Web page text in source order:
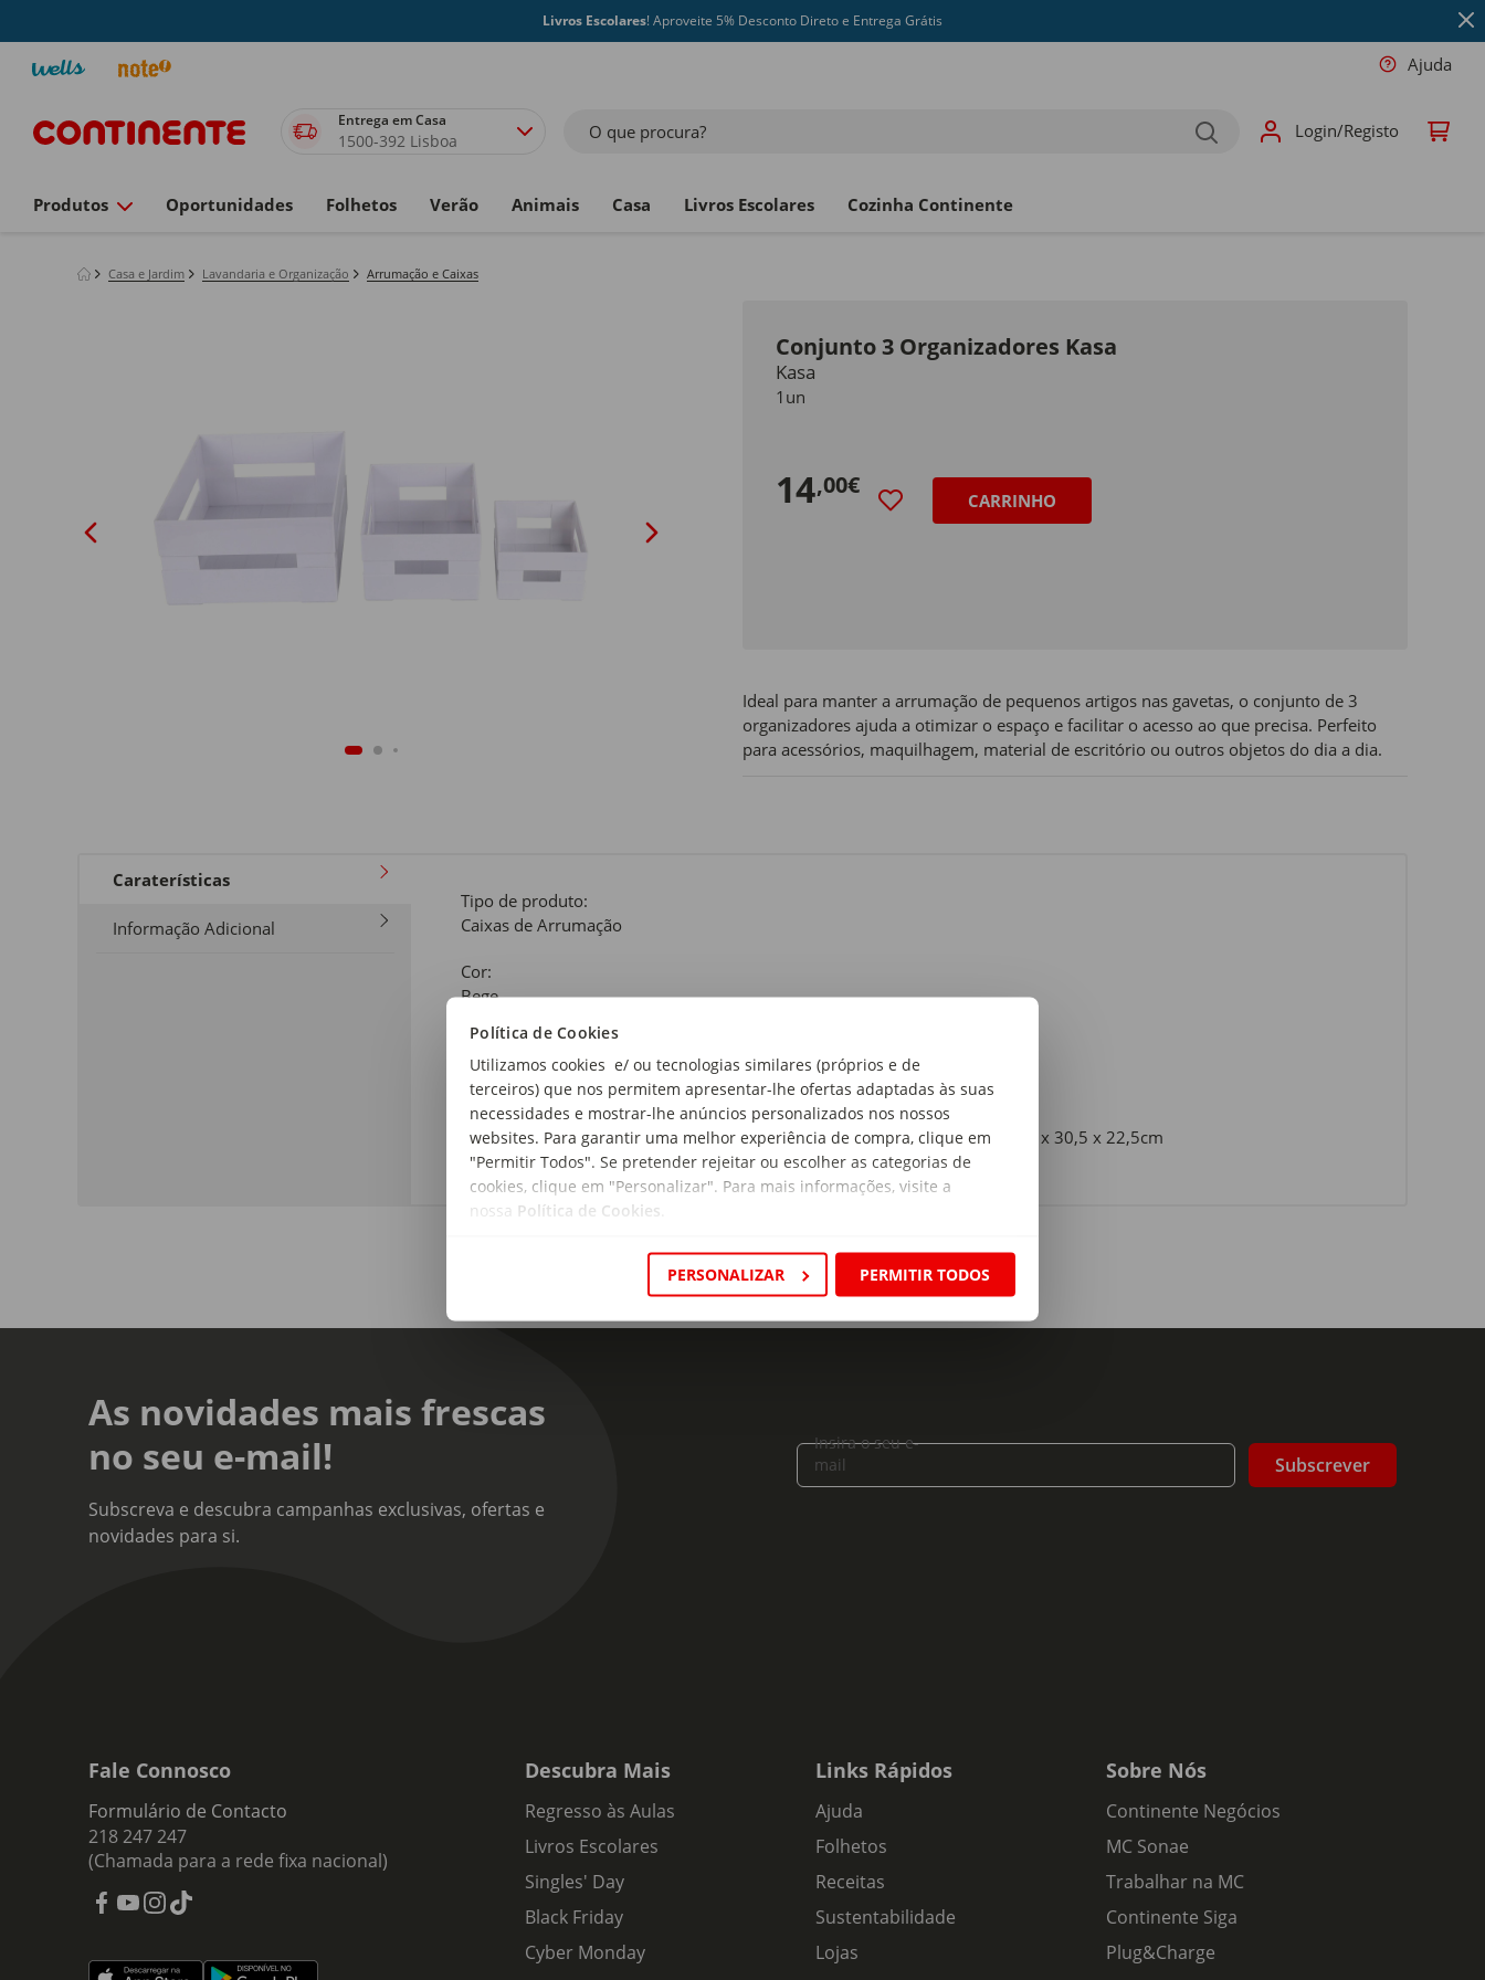
Política de Cookies
Utilizamos cookies e/ ou tecnologias similares (próprios e de
terceiros) que nos permitem apresentar-lhe ofertas adaptadas às suas
necessidades e mostrar-lhe anúncios personalizados nos nossos
websites. Para garantir uma melhor experiência de compra, clique em
"Permitir Todos". Se pretender rejeitar ou escolher as categorias de
cookies, clique em "Personalizar". Para mais informações, visite a
nossa Política de Cookies
PERSONALIZAR PERMITIR TODOS
Livros Escolares! Aproveite 5% Desconto Direto e Entrega Grátis
Ajuda
Entrega em Casa
1500-392 Lisboa O que procura? Login/Registo
Produtos Oportunidades Folhetos Verão Animais Casa Livros Escolares Cozinha Continente
Casa e Jardim Lavandaria e Organização Arrumação e Caixas
Conjunto 3 Organizadores Kasa
Kasa
1un
14,00€
CARRINHO
Ideal para manter a arrumação de pequenos artigos nas gavetas, o conjunto de 3
organizadores ajuda a otimizar o espaço e facilitar o acesso ao que precisa. Perfeito
para acessórios, maquilhagem, material de escritório ou outros objetos do dia a dia.
Caraterísticas
Informação Adicional
Tipo de produto:
Caixas de Arrumação
Cor:
Bege
Material:
100% PET
Dimensões:
Comprimento x Largura x Altura: 15,5 x 11 x 6cm; 22,5 x 16,5 x 9cm e 22,5 x 30,5 x 22,5cm
As novidades mais frescas
no seu e-mail!
Subscreva e descubra campanhas exclusivas, ofertas e
novidades para si.
Insira o seu e-
mail
Subscrever
Fale Connosco
Formulário de Contacto
218 247 247
(Chamada para a rede fixa nacional)
Descubra Mais
Regresso às Aulas
Livros Escolares
Singles' Day
Black Friday
Cyber Monday
Links Rápidos
Ajuda
Folhetos
Receitas
Sustentabilidade
Lojas
Sobre Nós
Continente Negócios
MC Sonae
Trabalhar na MC
Continente Siga
Plug&Charge